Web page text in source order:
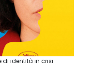
di identità in crisi